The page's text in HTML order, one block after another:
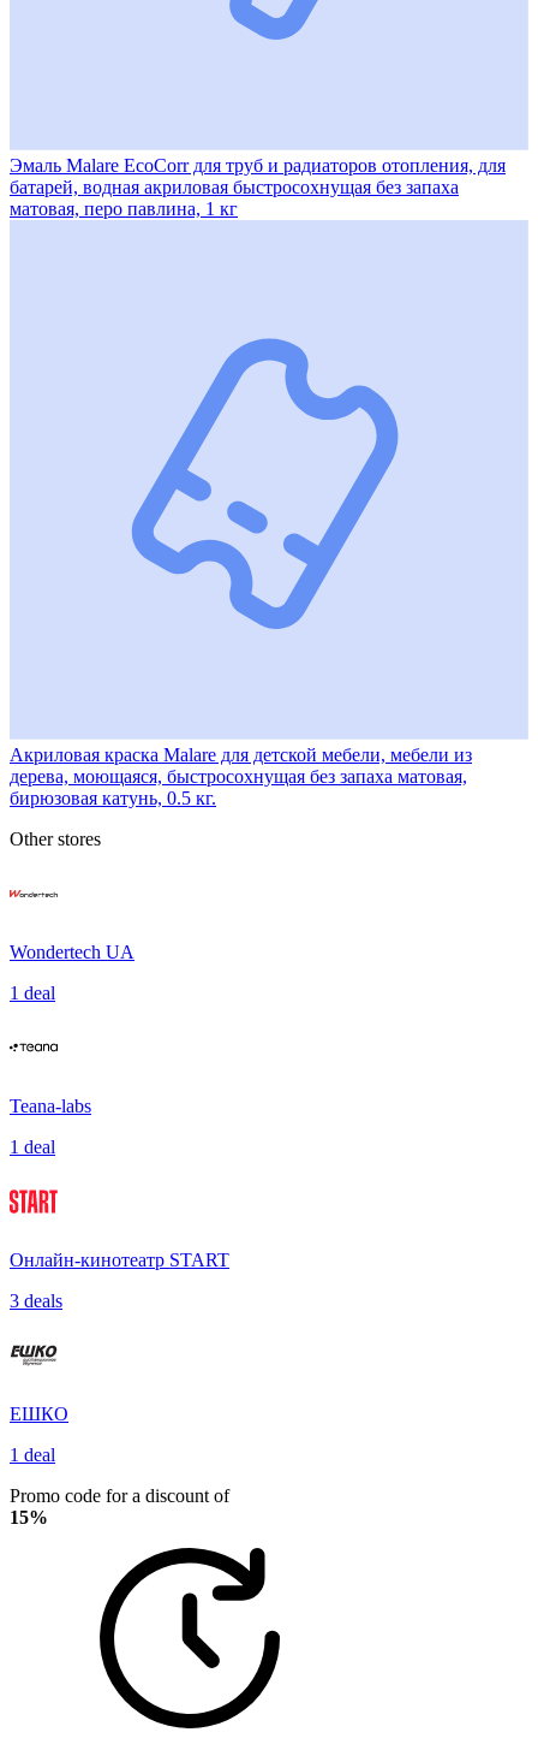
Эмаль Malare EcoCorr для труб и радиаторов отопления, для
батарей, водная акриловая быстросохнущая без запаха
матовая, перо павлина, 1 кг
Акриловая краска Malare для детской мебели, мебели из
дерева, моющаяся, быстросохнущая без запаха матовая,
бирюзовая катунь, 0.5 кг.
Other stores
Wondertech UA
1 deal
Teana-labs
1 deal
Онлайн-кинотеатр START
3 deals
ЕШКО
1 deal
Promo code for a discount of
15%